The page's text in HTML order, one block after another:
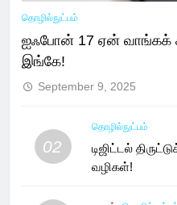
தொழில்நுட்பம்
ஐஃபோன் 17 ஏன் வாங்கக்
இங்கே!
September 9, 2025
02
தொழில்நுட்பம்
டிஜிட்டல்
வழிகள்!